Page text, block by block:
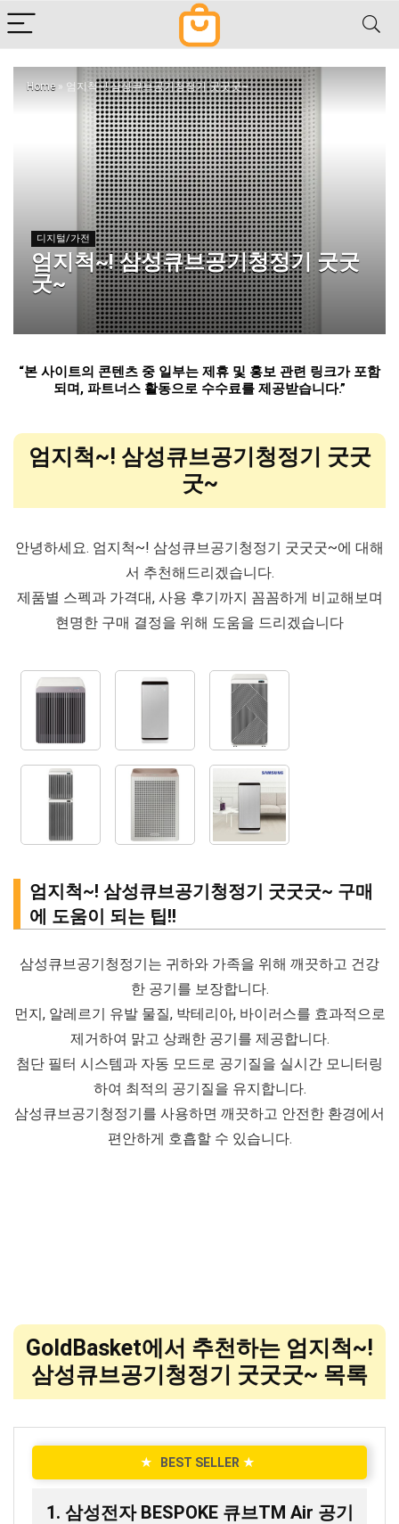
Home » 엄지척~! 삼성큐브공기청정기 굿굿굿~
디지털/가전
엄지척~! 삼성큐브공기청정기 굿굿
굿~
“본 사이트의 콘텐츠 중 일부는 제휴 및 홍보 관련 링크가 포함
되며, 파트너스 활동으로 수수료를 제공받습니다.”
엄지척~! 삼성큐브공기청정기 굿굿
굿~
안녕하세요. 엄지척~! 삼성큐브공기청정기 굿굿굿~에 대해
서 추천해드리겠습니다.
제품별 스펙과 가격대, 사용 후기까지 꼼꼼하게 비교해보며
현명한 구매 결정을 위해 도움을 드리겠습니다
엄지척~! 삼성큐브공기청정기 굿굿굿~ 구매
에 도움이 되는 팁!!
삼성큐브공기청정기는 귀하와 가족을 위해 깨끗하고 건강
한 공기를 보장합니다.
먼지, 알레르기 유발 물질, 박테리아, 바이러스를 효과적으로
제거하여 맑고 상쾌한 공기를 제공합니다.
첨단 필터 시스템과 자동 모드로 공기질을 실시간 모니터링
하여 최적의 공기질을 유지합니다.
삼성큐브공기청정기를 사용하면 깨끗하고 안전한 환경에서
편안하게 호흡할 수 있습니다.
GoldBasket에서 추천하는 엄지척~!
삼성큐브공기청정기 굿굿굿~ 목록
★ BEST SELLER ★
1. 삼성전자 BESPOKE 큐브TM Air 공기